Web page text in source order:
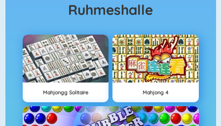
Ruhmeshalle
Mahjongg Solitaire Mahjong 4